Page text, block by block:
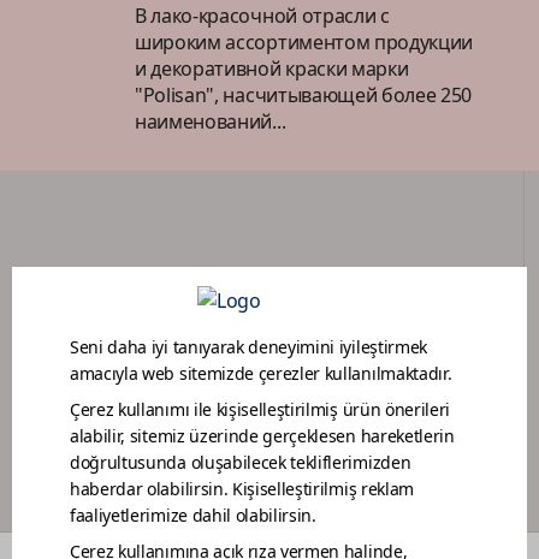
В лако-красочной отрасли с
широким ассортиментом продукции
и декоративной краски марки
"Polisan", насчитывающей более 250
наименований...
ПОРТАЛ ДИЛЕРОВ
ПРОГРАММА ЛОЯЛЬНОСТИ МАЛЯРОВ